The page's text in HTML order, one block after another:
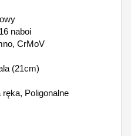
naboi
CrMoV
(21cm)
Poligonalne